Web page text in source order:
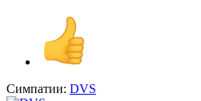
Симпатии: DVS